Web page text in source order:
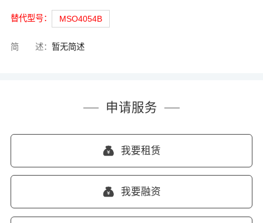
替代型号： MSO4054B
简 述： 暂无简述
申请服务
我要租赁
我要融资